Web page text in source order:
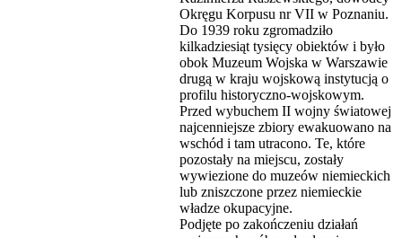
Okręgu Korpusu nr VII w Poznaniu.
Do 1939 roku zgromadziło
kilkadziesiąt tysięcy obiektów i było
obok Muzeum Wojska w Warszawie
drugą w kraju wojskową instytucją o
profilu historyczno-wojskowym.
Przed wybuchem II wojny światowej
najcenniejsze zbiory ewakuowano na
wschód i tam utracono. Te, które
pozostały na miejscu, zostały
wywiezione do muzeów niemieckich
lub zniszczone przez niemieckie
władze okupacyjne.
Podjęte po zakończeniu działań